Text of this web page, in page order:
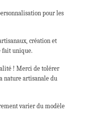
pour les
création et
fait unique.
! Merci de tolérer
nature artisanale du
varier du modèle